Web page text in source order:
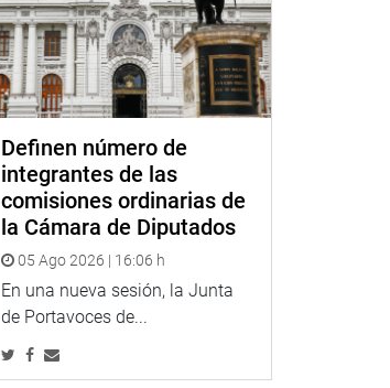
Definen número de
integrantes de las
comisiones ordinarias de
la Cámara de Diputados
05 Ago 2026 | 16:06 h
En una nueva sesión, la Junta
de Portavoces de...